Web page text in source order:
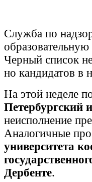
Служба по
Черный список
но кандидатов в
На этой неделе
Петербургский
неисполнение
Аналогичные
университета
Дербенте.